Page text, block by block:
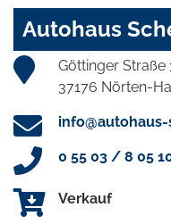
Autohaus
Göttinger Straße
37176 Nörten-
0 55 03 / 8 05
Verkauf